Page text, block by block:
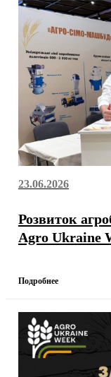
23.06.2026
Розвиток
Agro Ukraine
Подробнее